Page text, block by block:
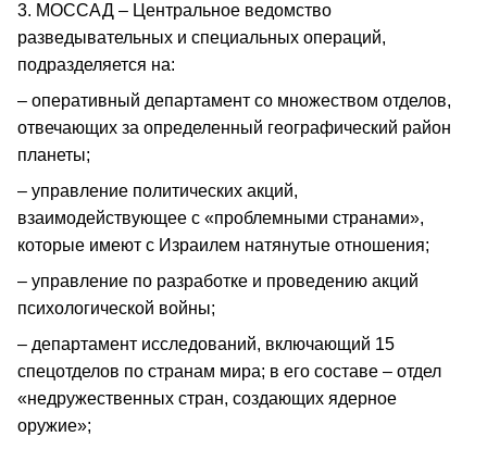
3. МОССАД – Центральное ведомство
разведывательных и специальных операций,
подразделяется на:
– оперативный департамент со множеством отделов,
отвечающих за определенный географический район
планеты;
– управление политических акций,
взаимодействующее с «проблемными странами»,
которые имеют с Израилем натянутые отношения;
– управление по разработке и проведению акций
психологической войны;
– департамент исследований, включающий 15
спецотделов по странам мира; в его составе – отдел
«недружественных стран, создающих ядерное
оружие»;